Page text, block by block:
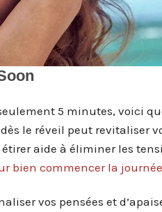
5 minutes, voici
le réveil peut revitaliser
aide à éliminer les
bien commencer la journée
vos pensées et